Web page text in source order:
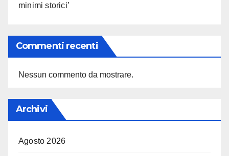
minimi storici’
Commenti recenti
Nessun commento da mostrare.
Archivi
Agosto 2026